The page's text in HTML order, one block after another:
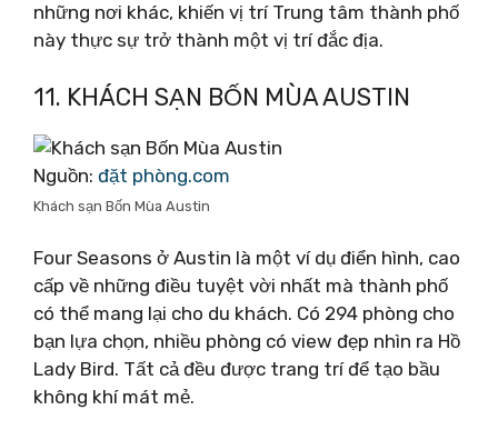
những nơi khác, khiến vị trí Trung tâm thành phố
này thực sự trở thành một vị trí đắc địa.
11. KHÁCH SẠN BỐN MÙA AUSTIN
Nguồn: đặt phòng.com
Khách sạn Bốn Mùa Austin
Four Seasons ở Austin là một ví dụ điển hình, cao
cấp về những điều tuyệt vời nhất mà thành phố
có thể mang lại cho du khách. Có 294 phòng cho
bạn lựa chọn, nhiều phòng có view đẹp nhìn ra Hồ
Lady Bird. Tất cả đều được trang trí để tạo bầu
không khí mát mẻ.